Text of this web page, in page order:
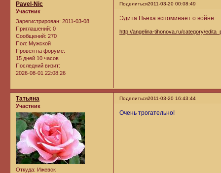
Поделиться2011-03-20 00:08:49
Pavel-Nic
Участник
Зарегистрирован: 2011-03-08
Приглашений: 0
Сообщений: 270
Пол: Мужской
Провел на форуме:
15 дней 10 часов
Последний визит:
2026-08-01 22:08:26
Эдита Пьеха вспоминает о войне
http://angelina-tihonova.ru/category/
Поделиться2011-03-20 16:43:44
Татьяна
Участник
Откуда: Ижевск
Очень трогательно!